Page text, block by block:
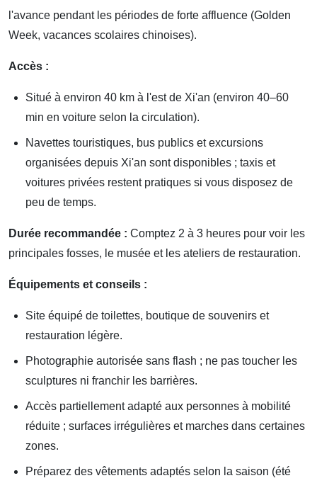
l'avance pendant les périodes de forte affluence (Golden
Week, vacances scolaires chinoises).
Accès :
Situé à environ 40 km à l'est de Xi'an (environ 40–60
min en voiture selon la circulation).
Navettes touristiques, bus publics et excursions
organisées depuis Xi'an sont disponibles ; taxis et
voitures privées restent pratiques si vous disposez de
peu de temps.
Durée recommandée : Comptez 2 à 3 heures pour voir les
principales fosses, le musée et les ateliers de restauration.
Équipements et conseils :
Site équipé de toilettes, boutique de souvenirs et
restauration légère.
Photographie autorisée sans flash ; ne pas toucher les
sculptures ni franchir les barrières.
Accès partiellement adapté aux personnes à mobilité
réduite ; surfaces irrégulières et marches dans certaines
zones.
Préparez des vêtements adaptés selon la saison (été